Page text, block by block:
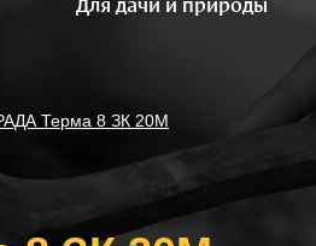
Терма 8 ЗК 20M